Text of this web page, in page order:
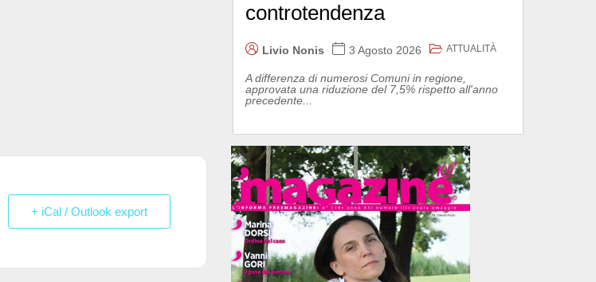
+ iCal / Outlook export
controtendenza
Livio Nonis 3 Agosto 2026 ATTUALITÀ
A differenza di numerosi Comuni in regione,
approvata una riduzione del 7,5% rispetto all'anno
precedente...